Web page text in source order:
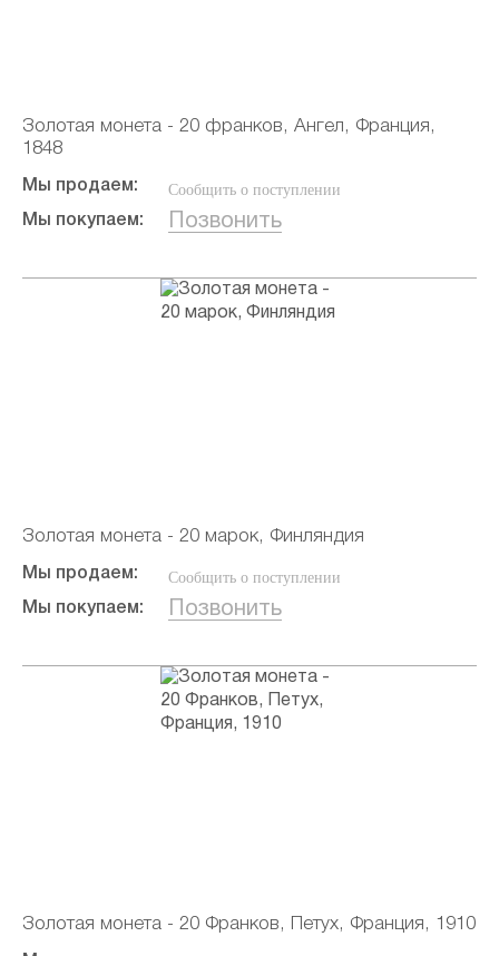
Золотая монета - 20 франков, Ангел, Франция,
1848
Мы продаем: Сообщить о поступлении
Мы покупаем: Позвонить
Золотая монета - 20 марок, Финляндия
Мы продаем: Сообщить о поступлении
Мы покупаем: Позвонить
Золотая монета - 20 Франков, Петух, Франция, 1910